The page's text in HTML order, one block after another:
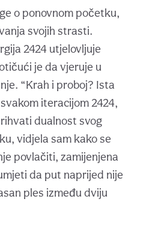
o ponovnom početku,
svojih strasti.
2424 utjelovljuje
je da vjeruje u
“Krah i proboj? Ista
iteracijom 2424,
dualnost svog
vidjela sam kako se
povlačiti, zamijenjena
da put naprijed nije
ples između dviju